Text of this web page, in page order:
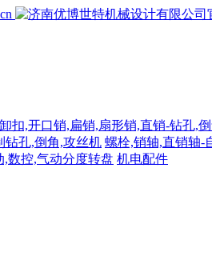
卸扣,开口销,扁销,扇形销,直销-钻孔,
钻孔,倒角,攻丝机 螺栓,销轴,直销轴-
,数控,气动分度转盘 机电配件